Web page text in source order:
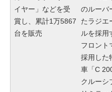
イヤー」などを受
賞し、累計1万5867
台を販売
のルーバ
たラジエ
ルを採用
フロント
採用した
車「C
クルーシ